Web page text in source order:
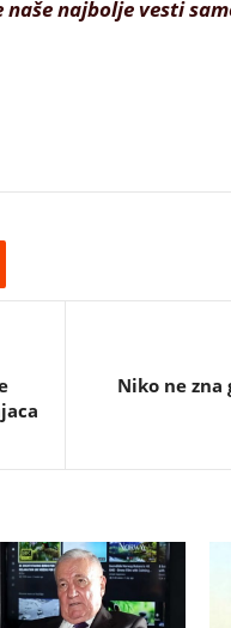
najbolje vesti
Niko ne zna